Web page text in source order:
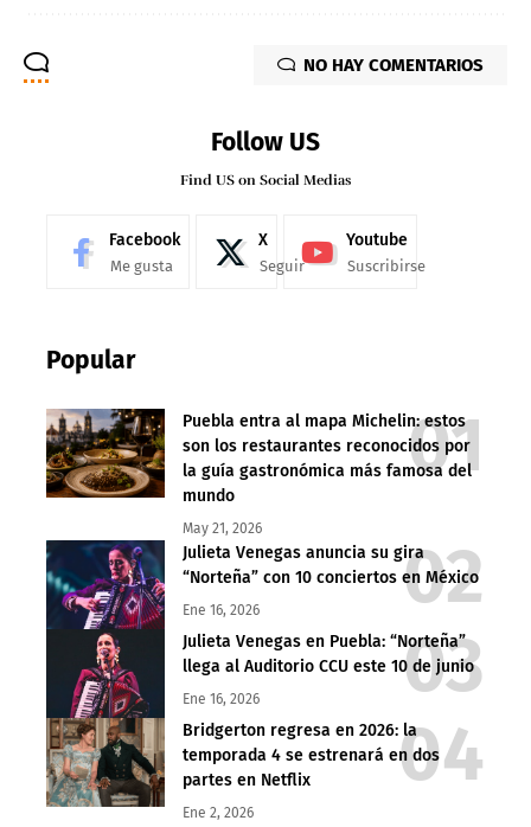
NO HAY COMENTARIOS
Follow US
Find US on Social Medias
Facebook
Me gusta
X
Seguir
Youtube
Suscribirse
Popular
Puebla entra al mapa Michelin: estos
son los restaurantes reconocidos por
la guía gastronómica más famosa del
mundo
May 21, 2026
Julieta Venegas anuncia su gira
“Norteña” con 10 conciertos en México
Ene 16, 2026
Julieta Venegas en Puebla: “Norteña”
llega al Auditorio CCU este 10 de junio
Ene 16, 2026
Bridgerton regresa en 2026: la
temporada 4 se estrenará en dos
partes en Netflix
Ene 2, 2026